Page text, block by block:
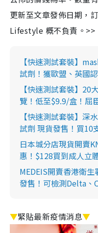
更新至文章發佈日期，
Lifestyle 概不負責。>>
【快速測試套裝】
試劑！獲歐盟、英國
【快速測試套裝】20
覽！低至$9.9/盒！屈
【快速測試套裝】深
試劑 現貨發售！買10
日本城分店現貨開賣
惠！$128買到成人立
MEDEIS開賣香港衛
發售！可檢測Delta、
▼緊貼最新疫情消息▼